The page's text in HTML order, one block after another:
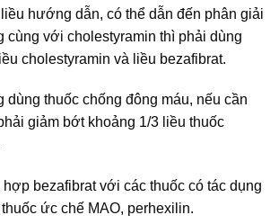
hướng dẫn, có thể dẫn đến phân giải
cùng với cholestyramin thì phải dùng
cholestyramin và liều bezafibrat.
dùng thuốc chống đông máu, nếu cần
giảm bớt khoảng 1/3 liều thuốc
bezafibrat với các thuốc có tác dụng
ức chế MAO, perhexilin.